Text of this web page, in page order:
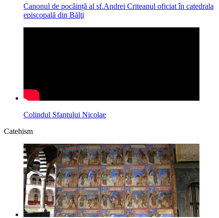
Canonul de pocăință al sf.Andrei Criteanul oficiat în catedrala
episcopală din Bălţi
Colindul Sfantului Nicolae
Catehism